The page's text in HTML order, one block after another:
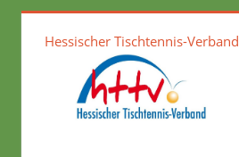
Hessischer Tischtennis-Verband